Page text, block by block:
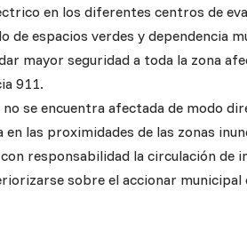
en los diferentes centros de
de espacios verdes y dependencia
mayor seguridad a toda la zona
911.
se encuentra afectada de modo
las proximidades de las zonas
responsabilidad la circulación de
sobre el accionar municipal